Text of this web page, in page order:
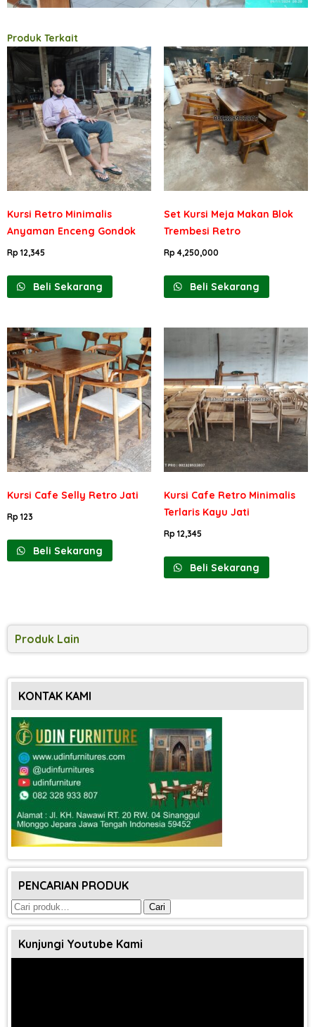
Produk Terkait
Kursi Retro Minimalis
Anyaman Enceng Gondok
Rp 12,345
Beli Sekarang
Set Kursi Meja Makan Blok
Trembesi Retro
Rp4,250,000
Beli Sekarang
Kursi Cafe Selly Retro Jati
Rp 123
Beli Sekarang
Kursi Cafe Retro Minimalis
Terlaris Kayu Jati
Rp12,345
Beli Sekarang
Produk Lain
KONTAK KAMI
PENCARIAN PRODUK
Pencarian
untuk:
Cari
Kunjungi Youtube Kami